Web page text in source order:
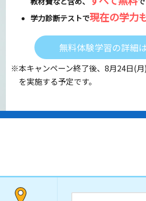
学力診断テストで現在の学力
無料体験学習の詳細
※本キャンペーン終了後、 8月24日(
を実施する予定です。